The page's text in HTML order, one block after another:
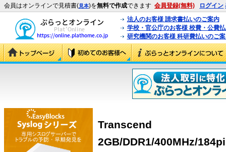
会員はオンラインで見積書(見本)を無料で作成できます 会員登録(無料) ログイン
法人のお客様 請求書払いのご案内
学校・官公庁のお客様 校費・公費
研究機関のお客様 科研費払いのご
Transcend
2GB/DDR1/400MHz/